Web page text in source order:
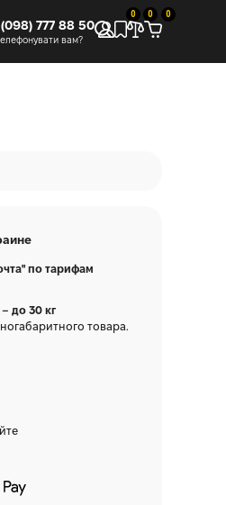
777 88 50
вам?
0 0 0
по тарифам
до 30 кг
товара.